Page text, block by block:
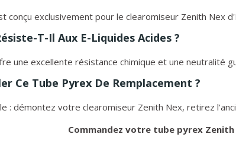
conçu exclusivement pour le clearomiseur Zenith Nex
T-Il Aux E-Liquides Acides ?
une excellente résistance chimique et une neutralité
Ce Tube Pyrex De Remplacement ?
: démontez votre clearomiseur Zenith Nex, retirez
Commandez votre tube pyrex